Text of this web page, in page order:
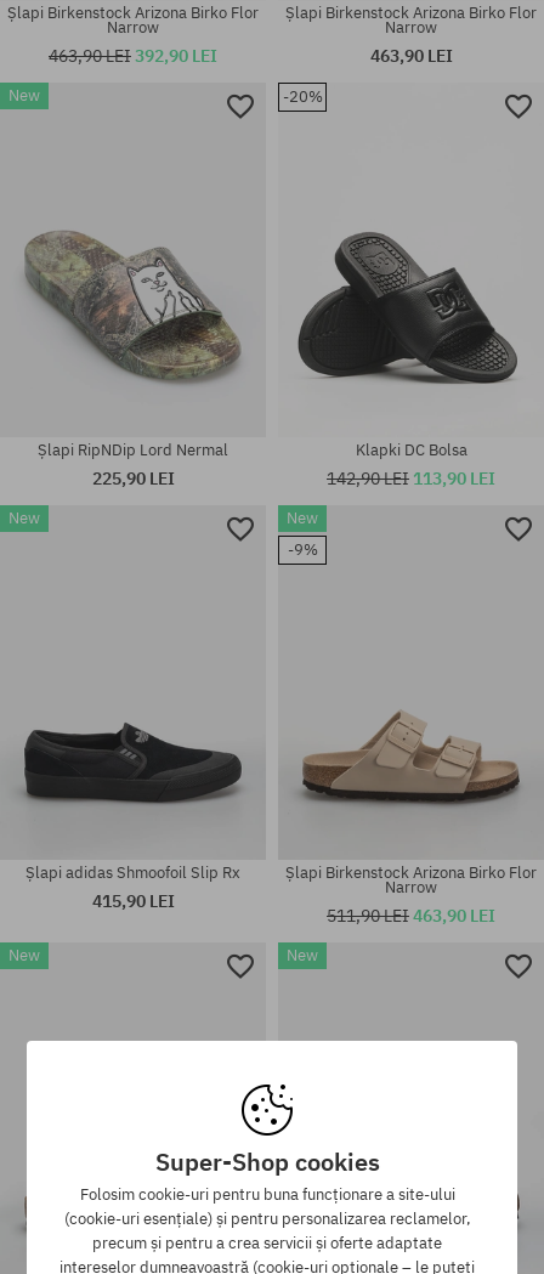
Mărimi existente:
Mărimi existente:
Șlapi Birkenstock Arizona Birko Flor
Narrow
463,90 LEI392,90 LEI
Mărimi existente:
38; 39; 40
Șlapi Birkenstock Arizona Birko Flor
Narrow
463,90 LEI
New
Șlapi RipNDip Lord Nermal
225,90 LEI
-20%
Klapki DC Bolsa
142,90 LEI 113,90 LEI
New
Șlapi adidas Shmoofoil Slip Rx
415,90 LEI
New
-9%
Șlapi Birkenstock Arizona Birko Flor
Narrow
511,90 LEI463,90 LEI
New New
Super-Shop cookies
Folosim cookie-uri pentru buna funcționare a site-ului
(cookie-uri esențiale) și pentru personalizarea reclamelor,
precum și pentru a crea servicii și oferte adaptate
intereselor dumneavoastră (cookie-uri opționale – le puteți